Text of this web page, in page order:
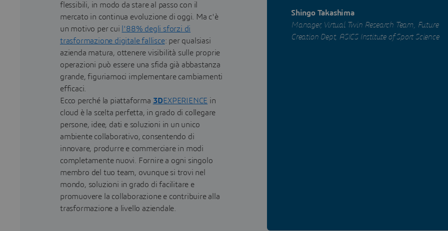
flessibili, in modo da stare al passo con il
mercato in continua evoluzione di oggi. Ma c'è
un motivo per cui
l'88% degli sforzi di
trasformazione digitale fallisce: per qualsiasi
azienda matura, ottenere visibilità sulle proprie
operazioni può essere una sfida già abbastanza
grande, figuriamoci implementare cambiamenti
efficaci.
Ecco perché la piattaforma 3DEXPERIENCE in
cloud è la scelta perfetta, in grado di collegare
persone, idee, dati e soluzioni in un unico
ambiente collaborativo, consentendo di
innovare, produrre e commerciare in modi
completamente nuovi. Fornire a ogni singolo
membro del tuo team, ovunque si trovi nel
mondo, soluzioni in grado di facilitare e
promuovere la collaborazione e contribuire alla
trasformazione a livello aziendale.
Shingo Takashima
Manager, Virtual Twin Research Team, Future
Creation Dept, ASICS Institute of Sport Science